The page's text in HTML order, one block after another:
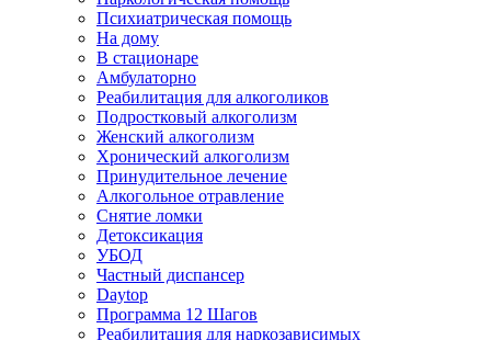
Психиатрическая помощь
На дому
В стационаре
Амбулаторно
Реабилитация для алкоголиков
Подростковый алкоголизм
Женский алкоголизм
Хронический алкоголизм
Принудительное лечение
Алкогольное отравление
Снятие ломки
Детоксикация
УБОД
Частный диспансер
Daytop
Программа 12 Шагов
Реабилитация для наркозависимых